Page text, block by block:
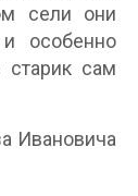
сели они
особенно
сам
Ивановича